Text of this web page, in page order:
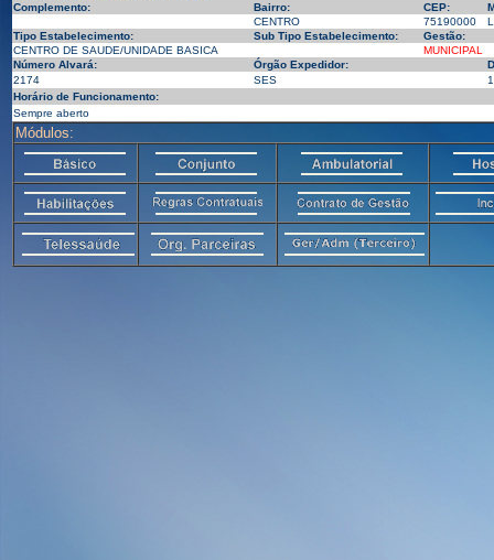
Complemento:
Bairro: CEP:
CENTRO
75190000
Tipo Estabelecimento:
Sub Tipo Estabelecimento:
Gestão:
CENTRO DE SAUDE/UNIDADE BASICA
MUNICIPAL
Número Alvará:
Órgão Expedidor:
2174
SES
Horário de Funcionamento:
Sempre aberto
Módulos: